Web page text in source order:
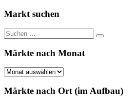
Markt suchen
Suchen
nach:
Suchen
Märkte nach Monat
Märkte
Monat
Märkte nach Ort (im Aufbau)